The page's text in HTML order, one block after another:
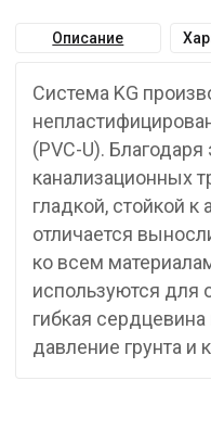
Описание
Система KG
(PVC-U).
канализационных
гладкой, стойкой
отличается
ко всем
используются для
гибкая
давление грунта и